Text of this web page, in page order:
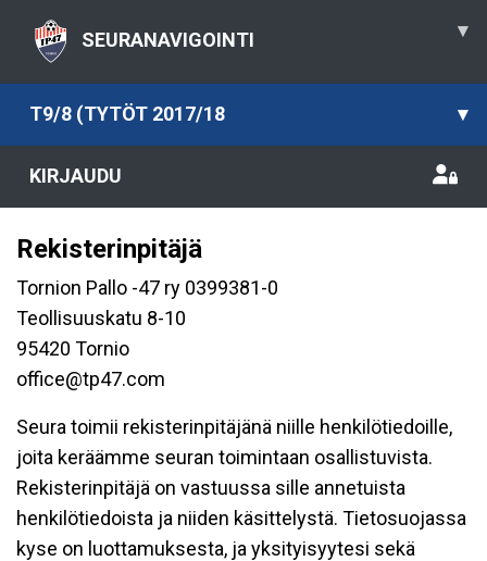
SEURANAVIGOINTI ▾
T9/8 (TYTÖT 2017/18 ▾
KIRJAUDU
Rekisterinpitäjä
Tornion Pallo -47 ry 0399381-0
Teollisuuskatu 8-10
95420 Tornio
office@tp47.com
Seura toimii rekisterinpitäjänä niille henkilötiedoille,
joita keräämme seuran toimintaan osallistuvista.
Rekisterinpitäjä on vastuussa sille annetuista
henkilötiedoista ja niiden käsittelystä. Tietosuojassa
kyse on luottamuksesta, ja yksityisyytesi sekä